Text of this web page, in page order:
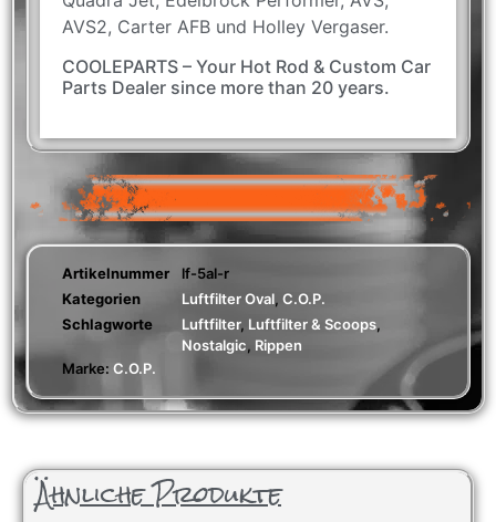
AVS2, Carter AFB und Holley Vergaser.
COOLEPARTS – Your Hot Rod & Custom Car
Parts Dealer since more than 20 years.
Artikelnummer
lf-5al-r
Kategorien
Luftfilter Oval C.O.P.
Schlagworte
Luftfilter, Luftfilter & Scoops,
Nostalgic, Rippen
Marke: C.O.P.
Ähnliche Produkte